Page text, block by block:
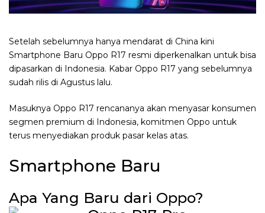
Setelah sebelumnya hanya mendarat di China kini
Smartphone Baru Oppo R17 resmi diperkenalkan untuk bisa
dipasarkan di Indonesia. Kabar Oppo R17 yang sebelumnya
sudah rilis di Agustus lalu.
Masuknya Oppo R17 rencananya akan menyasar konsumen
segmen premium di Indonesia, komitmen Oppo untuk
terus menyediakan produk pasar kelas atas.
Smartphone Baru
Apa Yang Baru dari Oppo?